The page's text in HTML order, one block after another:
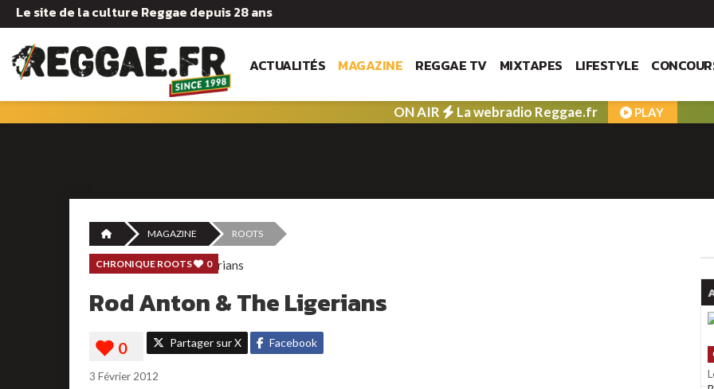
Le site de la culture Reggae depuis 28 ans
ACTUALITÉS MAGAZINE REGGAE TV MIXTAPES LIFESTYLE
ON AIR La webradio Reggae.fr PLAY
MAGAZINE ROOTS
CHRONIQUE ROOTS 0
Rod Anton & The Ligerians
Partager sur X Facebook
3 Février 2012